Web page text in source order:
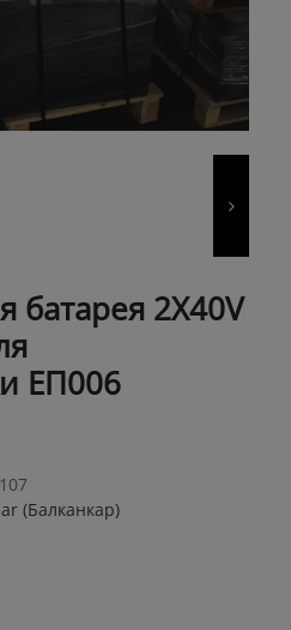
батарея 2X40V
ЕП006
(Балканкар)